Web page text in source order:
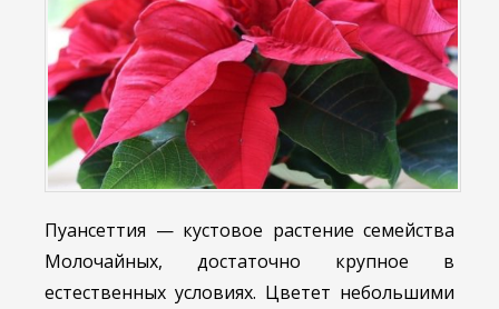
Пуансеттия — кустовое растение семейства
Молочайных, достаточно крупное в
естественных условиях. Цветет небольшими